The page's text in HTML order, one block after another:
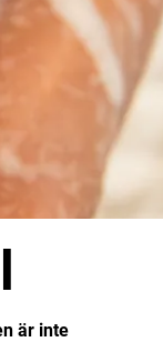
är inte